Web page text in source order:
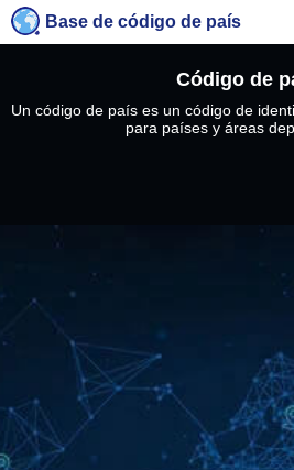
Base de código de país
Código de
Un código de país es un código de
para países y áreas